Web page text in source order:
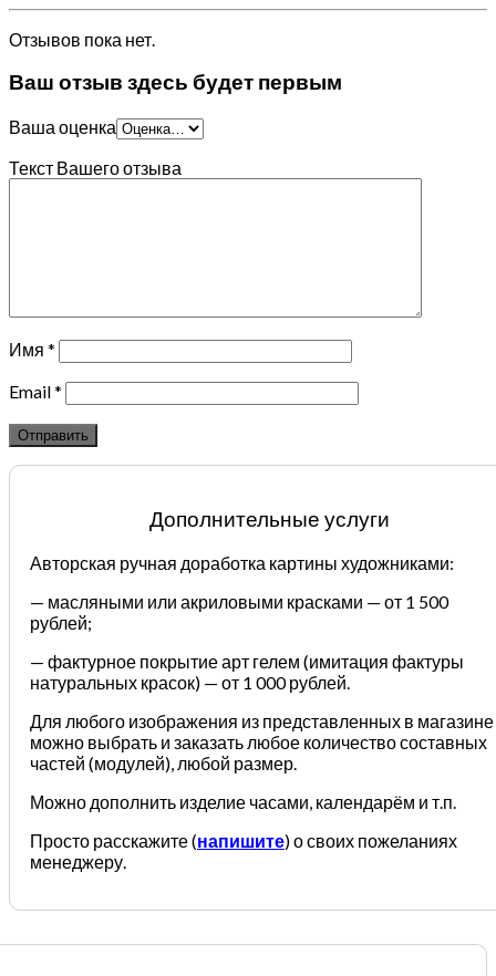
Отзывов пока нет.
Ваш отзыв здесь будет первым
Ваша оценка
Текст Вашего отзыва
Имя *
Email*
Дополнительные услуги
Авторская ручная доработка картины художниками:
— масляными или акриловыми красками — от 1 500
рублей;
— фактурное покрытие арт гелем (имитация фактуры
натуральных красок) — от 1 000 рублей.
Для любого изображения из представленных в магазине
можно выбрать и заказать любое количество составных
частей (модулей), любой размер.
Можно дополнить изделие часами, календарём и т.п.
Просто расскажите (напишите) о своих пожеланиях
менеджеру.